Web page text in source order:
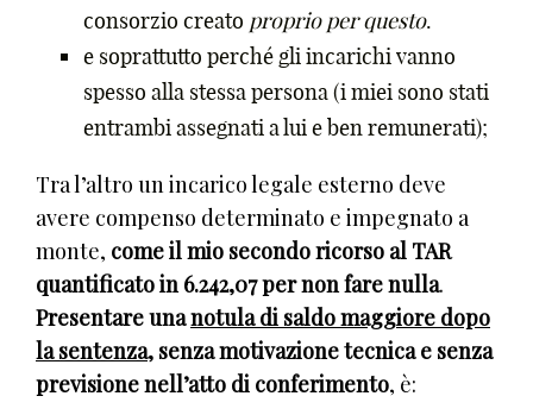
consorzio creato proprio per questo.
e soprattutto perché gli incarichi vanno
spesso alla stessa persona (i miei sono stati
entrambi assegnati a lui e ben remunerati);
Tra l’altro un incarico legale esterno deve
avere compenso determinato e impegnato a
monte, come il mio secondo ricorso al TAR
quantificato in 6.242,07 per non fare nulla.
Presentare unanotula di saldo maggiore dopo
la sentenza, senza motivazione tecnica e senza
previsione nell’atto di conferimento, è: